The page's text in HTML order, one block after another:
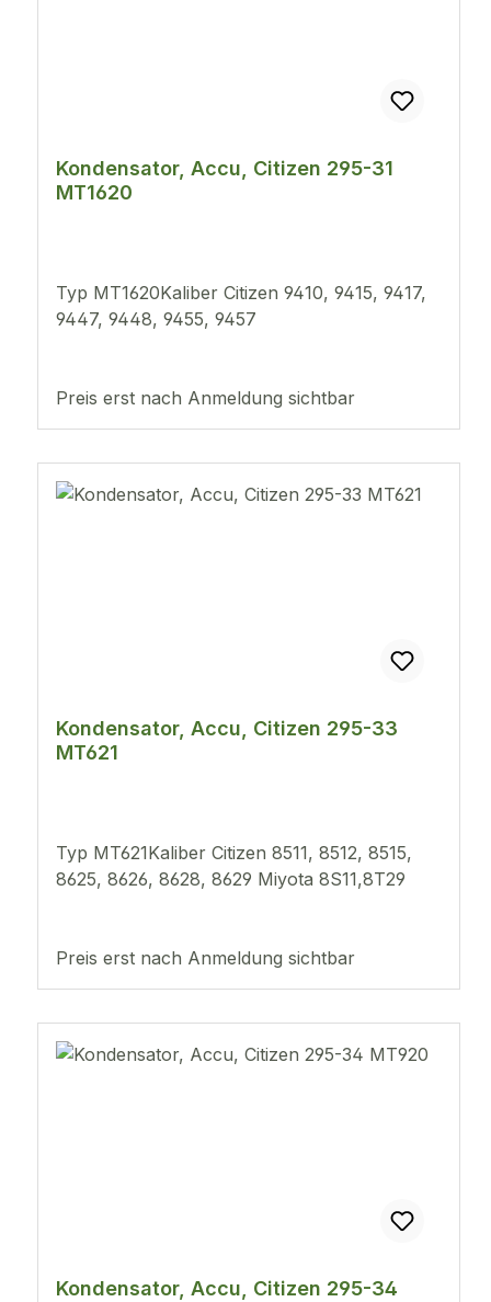
Kondensator, Accu, Citizen 295-31
MT1620
Typ MT1620Kaliber Citizen 9410, 9415, 9417,
9447, 9448, 9455, 9457
Preis erst nach Anmeldung sichtbar
Kondensator, Accu, Citizen 295-33
MT621
Typ MT621Kaliber Citizen 8511, 8512, 8515,
8625, 8626, 8628, 8629 Miyota 8S11,8T29
Preis erst nach Anmeldung sichtbar
Kondensator, Accu, Citizen 295-34